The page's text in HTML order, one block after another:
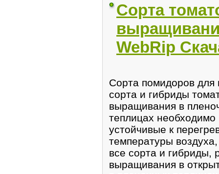
Сорта
WebRip
Сорта помидоров для
сорта и гибриды
выращивания в
теплицах
устойчивые к
температуры
все сорта и гибриды,
выращивания в